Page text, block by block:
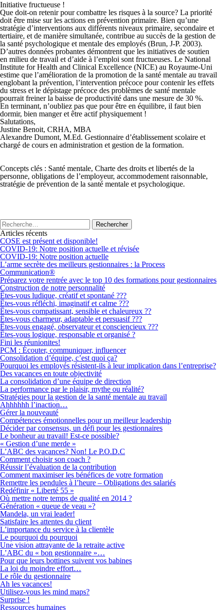
Initiative fructueuse !
Que doit-on retenir pour combattre les risques à la source? La priorité
doit être mise sur les actions en prévention primaire. Bien qu’une
stratégie d’interventions aux différents niveaux primaire, secondaire et
tertiaire, et de manière simultanée, contribue au succès de la gestion de
la santé psychologique et mentale des employés (Brun, J-P. 2003).
D’autres données probantes démontrent que les initiatives de soutien
en milieu de travail et d’aide à l’emploi sont fructueuses. Le National
Institute for Health and Clinical Excellence (NICE) au Royaume-Uni
estime que l’amélioration de la promotion de la santé mentale au travail
englobant la prévention, l’intervention précoce pour contenir les effets
du stress et le dépistage précoce des problèmes de santé mentale
pourrait freiner la baisse de productivité dans une mesure de 30 %.
En terminant, n’oubliez pas que pour être en équilibre, il faut bien
dormir, bien manger et être actif physiquement !
Salutations,
Justine Benoit, CRHA, MBA
Alexandre Dumont, M.Ed. Gestionnaire d’établissement scolaire et
chargé de cours en administration et gestion de la formation.
Concepts clés : Santé mentale, Charte des droits et libertés de la
personne, obligations de l’employeur, accommodement raisonnable,
stratégie de prévention de la santé mentale et psychologique.
Articles récents
COSE est présent et disponible!
COVID-19: Notre position actuelle et révisée
COVID-19: Notre position actuelle
L’arme secrète des meilleurs gestionnaires : la Process
Communication®
Préparez votre rentrée avec le top 10 des formations pour gestionnaires
Construction de notre personnalité
Êtes-vous ludique, créatif et spontané ???
Êtes-vous réfléchi, imaginatif et calme ???
Êtes-vous compatissant, sensible et chaleureux ??
Êtes-vous charmeur, adaptable et persuasif ???
Êtes-vous engagé, observateur et consciencieux ???
Êtes-vous logique, responsable et organisé ?
Fini les réunionites!
PCM : Écouter, communiquer, influencer
Consolidation d’équipe, c’est quoi ça?
Pourquoi les employés résistent-ils à leur implication dans l’entreprise?
Des vacances en toute objectivité
La consolidation d’une équipe de direction
La performance par le plaisir, mythe ou réalité?
Stratégies pour la gestion de la santé mentale au travail
Ahhhhhh l’inaction…
Gérer la nouveauté
Compétences émotionnelles pour un meilleur leadership
Décider par consensus, un défi pour les gestionnaires
Le bonheur au travail! Est-ce possible?
« Gestion d’une merde »
L’ABC des vacances? Non! Le P.O.D.C
Comment choisir son coach ?
Réussir l’évaluation de la contribution
Comment maximiser les bénéfices de votre formation
Remettre les pendules à l’heure – Obligations des salariés
Redéfinir « Liberté 55 »
Où mettre notre temps de qualité en 2014 ?
Génération « queue de veau »?
Mandela, un vrai leader!
Satisfaire les attentes du client
L’importance du service à la clientèle
Le pourquoi du pourquoi
Une vision attrayante de la retraite active
L’ABC du « bon gestionnaire »…
Pour que leurs bottines suivent vos babines
La loi du moindre effort…
Le rôle du gestionnaire
Ah les vacances!
Utilisez-vous les mind maps?
Surprise !
Ressources humaines